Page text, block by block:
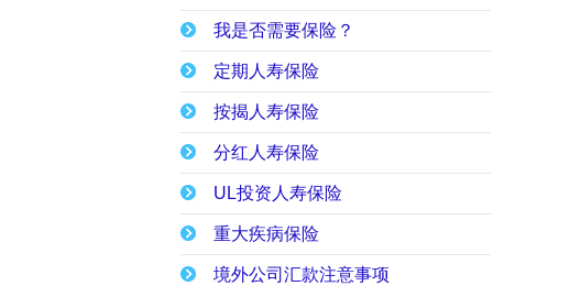
我是否需要保险？
定期人寿保险
按揭人寿保险
分红人寿保险
UL投资人寿保险
重大疾病保险
境外公司汇款注意事项